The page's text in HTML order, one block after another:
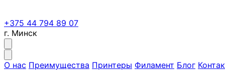
+375 44 794 89 07
г. Минск
О нас Преимущества Принтеры Филамент Блог